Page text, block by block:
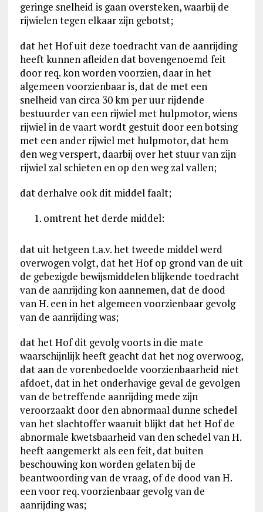
geringe snelheid is gaan oversteken, waarbij de
rijwielen tegen elkaar zijn gebotst;
dat het Hof uit deze toedracht van de aanrijding
heeft kunnen afleiden dat bovengenoemd feit
door req. kon worden voorzien, daar in het
algemeen voorzienbaar is, dat de met een
snelheid van circa 30 km per uur rijdende
bestuurder van een rijwiel met hulpmotor, wiens
rijwiel in de vaart wordt gestuit door een botsing
met een ander rijwiel met hulpmotor, dat hem
den weg verspert, daarbij over het stuur van zijn
rijwiel zal schieten en op den weg zal vallen;
dat derhalve ook dit middel faalt;
omtrent het derde middel:
dat uit hetgeen t.a.v. het tweede middel werd
overwogen volgt, dat het Hof op grond van de uit
de gebezigde bewijsmiddelen blijkende toedracht
van de aanrijding kon aannemen, dat de dood
van H. een in het algemeen voorzienbaar gevolg
van de aanrijding was;
dat het Hof dit gevolg voorts in die mate
waarschijnlijk heeft geacht dat het nog overwoog,
dat aan de vorenbedoelde voorzienbaarheid niet
afdoet, dat in het onderhavige geval de gevolgen
van de betreffende aanrijding mede zijn
veroorzaakt door den abnormaal dunne schedel
van het slachtoffer waaruit blijkt dat het Hof de
abnormale kwetsbaarheid van den schedel van H.
heeft aangemerkt als een feit, dat buiten
beschouwing kon worden gelaten bij de
beantwoording van de vraag, of de dood van H.
een voor req. voorzienbaar gevolg van de
aanrijding was;